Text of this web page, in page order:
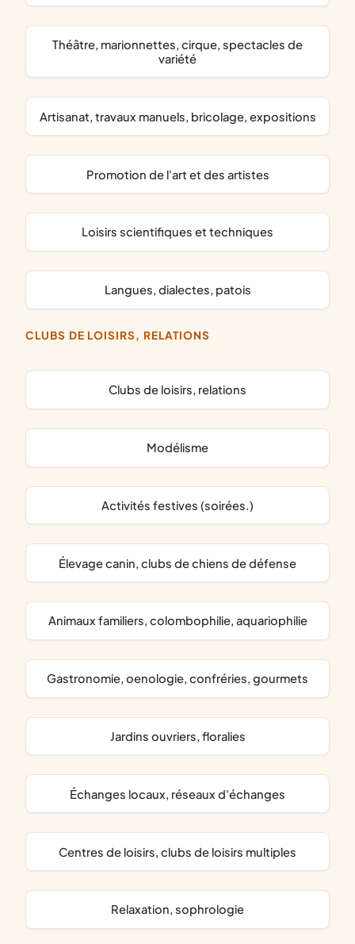
théâtre, marionnettes, cirque, spectacles de
variété
artisanat, travaux manuels, bricolage, expositions
promotion de l'art et des artistes
loisirs scientifiques et techniques
langues, dialectes, patois
CLUBS DE LOISIRS, RELATIONS
clubs de loisirs, relations
modélisme
activités festives (soirées.)
élevage canin, clubs de chiens de défense
animaux familiers, colombophilie, aquariophilie
gastronomie, oenologie, confréries, gourmets
jardins ouvriers, floralies
échanges locaux, réseaux d'échanges
centres de loisirs, clubs de loisirs multiples
relaxation, sophrologie